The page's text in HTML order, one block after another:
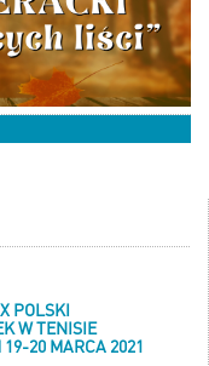
POLSKI
W TENISIE
19-20 MARCA 2021